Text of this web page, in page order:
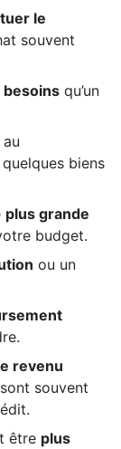
le
souvent
besoins qu’un
biens
plus grande
budget.
ou un
revenu
souvent
être plus